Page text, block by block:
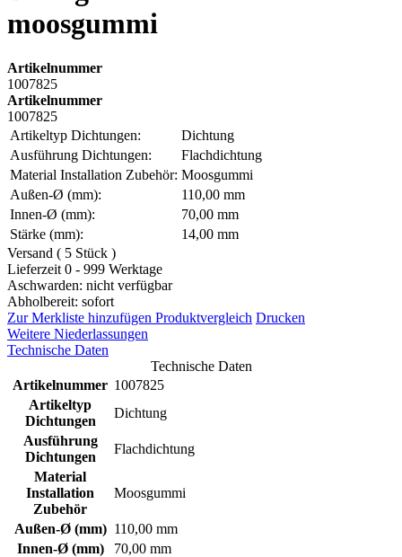
moosgummi
Artikelnummer
1007825
Artikelnummer
1007825
Artikeltyp Dichtungen:
Dichtung
Ausführung Dichtungen:
Flachdichtung
Material Installation Zubehör: Moosgummi
Außen-Ø (mm):
110,00 mm
Innen-Ø (mm):
70,00 mm
Stärke (mm):
14,00 mm
Versand ( 5 Stück )
Lieferzeit 0 - 999 Werktage
Aschwarden: nicht verfügbar
Abholbereit: sofort
Zur Merkliste hinzufügen Produktvergleich Drucken
Weitere Niederlassungen
Technische Daten
Technische Daten
Artikelnummer 1007825
Artikeltyp
Dichtungen
Dichtung
Ausführung
Dichtungen
Flachdichtung
Material
Installation
Zubehör
Moosgummi
Außen-Ø (mm) 110,00 mm
Innen-Ø (mm)
70,00 mm